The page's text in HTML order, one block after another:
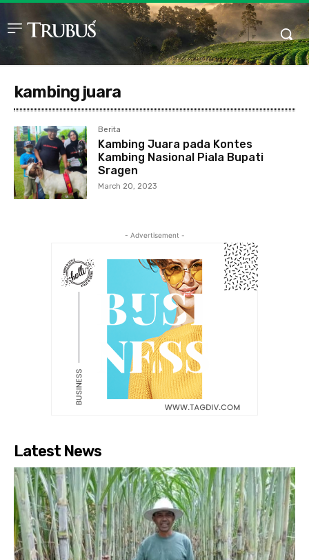
kambing juara
Berita
Kambing Juara pada Kontes
Kambing Nasional Piala Bupati
Sragen
March 20, 2023
- Advertisement -
Latest News